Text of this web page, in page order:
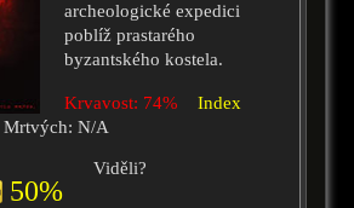
archeologické expedici
poblíž prastarého
byzantského kostela.
Krvavost: 74%
Index
Mrtvých: N/A
50%
Viděli?